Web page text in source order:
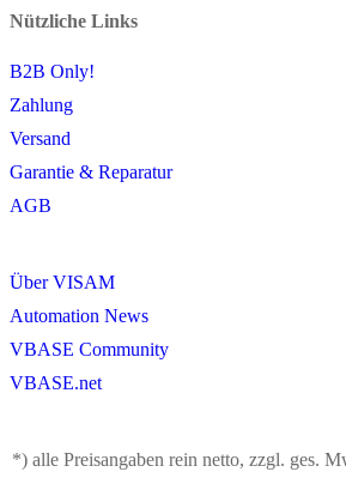
Nützliche Links
B2B Only!
Zahlung
Versand
Garantie & Reparatur
AGB
Über VISAM
Automation News
VBASE Community
VBASE.net
*) alle Preisangaben rein netto, zzgl. ges.